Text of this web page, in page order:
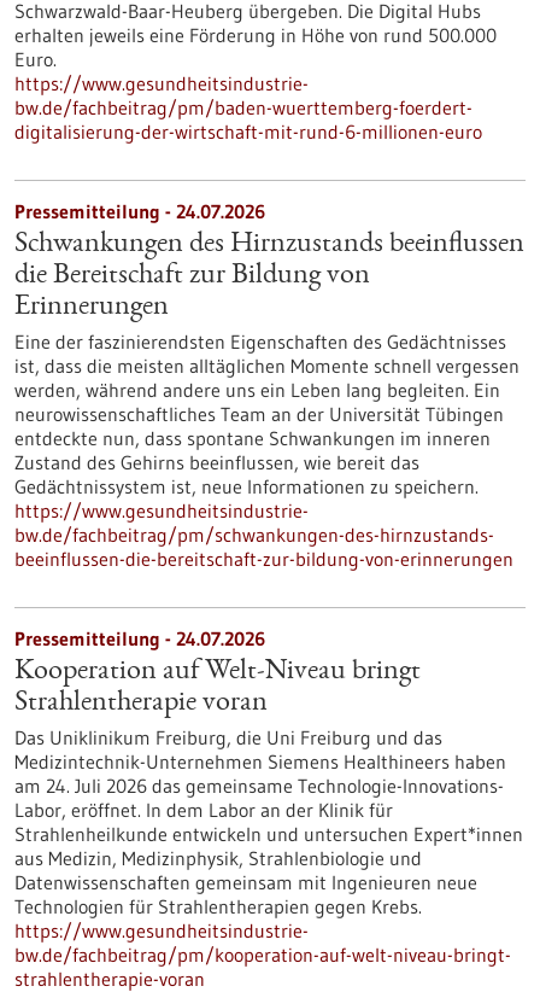
Schwarzwald-Baar-Heuberg übergeben. Die Digital Hubs
erhalten jeweils eine Förderung in Höhe von rund 500.000
Euro.
https://www.gesundheitsindustrie-
bw.de/fachbeitrag/pm/baden-wuerttemberg-foerdert-
digitalisierung-der-wirtschaft-mit-rund-6-millionen-euro
Pressemitteilung - 24.07.2026
Schwankungen des Hirnzustands beeinflussen
die Bereitschaft zur Bildung von
Erinnerungen
Eine der faszinierendsten Eigenschaften des Gedächtnisses
ist, dass die meisten alltäglichen Momente schnell vergessen
werden, während andere uns ein Leben lang begleiten. Ein
neurowissenschaftliches Team an der Universität Tübingen
entdeckte nun, dass spontane Schwankungen im inneren
Zustand des Gehirns beeinflussen, wie bereit das
Gedächtnissystem ist, neue Informationen zu speichern.
https://www.gesundheitsindustrie-
bw.de/fachbeitrag/pm/schwankungen-des-hirnzustands-
beeinflussen-die-bereitschaft-zur-bildung-von-erinnerungen
Pressemitteilung - 24.07.2026
Kooperation auf Welt-Niveau bringt
Strahlentherapie voran
Das Uniklinikum Freiburg, die Uni Freiburg und das
Medizintechnik-Unternehmen Siemens Healthineers haben
am 24. Juli 2026 das gemeinsame Technologie-Innovations-
Labor, eröffnet. In dem Labor an der Klinik für
Strahlenheilkunde entwickeln und untersuchen Expert*innen
aus Medizin, Medizinphysik, Strahlenbiologie und
Datenwissenschaften gemeinsam mit Ingenieuren neue
Technologien für Strahlentherapien gegen Krebs.
https://www.gesundheitsindustrie-
bw.de/fachbeitrag/pm/kooperation-auf-welt-niveau-bringt-
strahlentherapie-voran